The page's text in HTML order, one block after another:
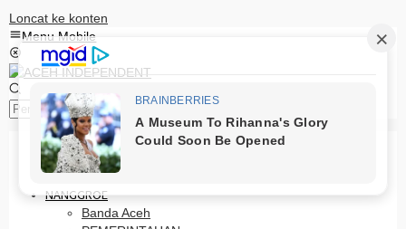
Loncat ke konten
Menu Mobile
HOME
PRO OTONOMI
NANGGROE
Banda Aceh